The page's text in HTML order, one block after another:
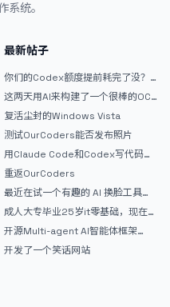
系统。
最新帖子
你们的Codex额度提前耗完了没？
戒断反应如何？
这两天用AI来构建了一个很棒的OC
论坛精华区
复活尘封的Windows Vista
测试OurCoders能否发布照片
用Claude Code和Codex写代码真
的爽，但是App怎么挣钱还是很难啊
重返OurCoders
最近在试一个有趣的 AI 换脸工具，
效果挺不错
成人大专毕业25岁it零基础，现在想
考软件设计师，有什么好的建议吗，
谢谢！
开源Multi-agent AI智能体框架
aevatar.ai，欢迎大家贡献代码
开发了一个笑话网站